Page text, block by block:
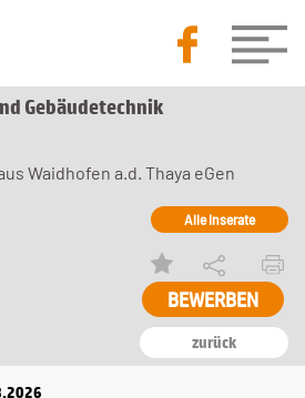
Gebäudetechnik
zurück
Waidhofen a.d. Thaya eGen
Alle Inserate
BEWERBEN